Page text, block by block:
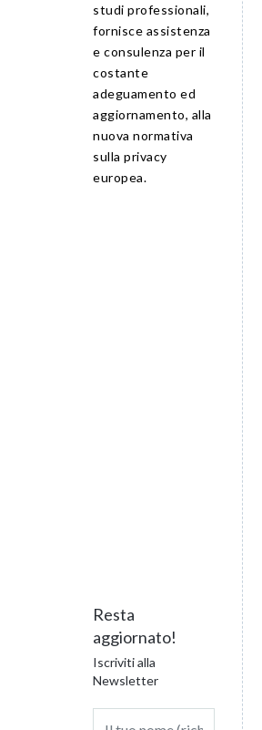
studi professionali,
fornisce assistenza
e consulenza per il
costante
adeguamento ed
aggiornamento, alla
nuova normativa
sulla privacy
europea.
Resta
aggiornato!
Iscriviti alla
Newsletter